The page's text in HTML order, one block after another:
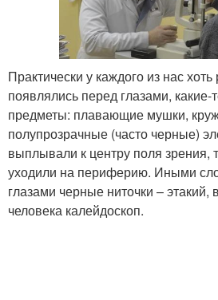
Практически у каждого из нас
появлялись перед глазами,
предметы: плавающие мушки,
полупрозрачные (часто черные)
выплывали к центру поля зрения,
уходили на периферию. Иными
глазами черные ниточки – этакий,
человека калейдоскоп.